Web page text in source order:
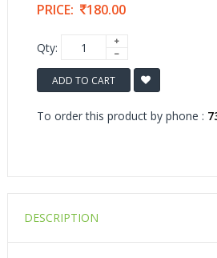
PRICE: 180.00
Qty:
ADD TO CART
To order this product by phone :
DESCRIPTION